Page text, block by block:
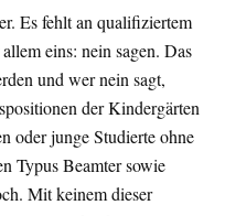
Es fehlt an qualifiziertem
eins: nein sagen. Das
und wer nein sagt,
der Kindergärten
oder junge Studierte ohne
Typus Beamter sowie
Mit keinem dieser